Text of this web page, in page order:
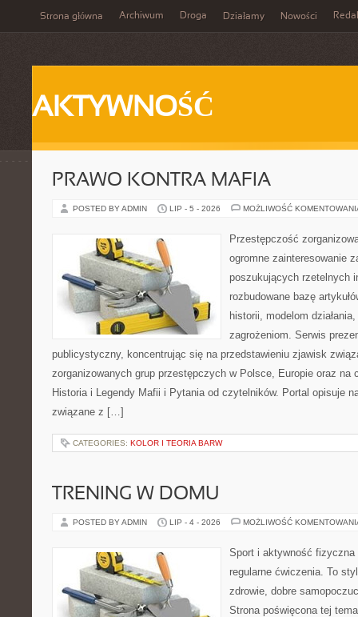
Strona główna Archiwum Droga Działamy Nowości
AKTYWNOŚĆ
PRAWO KONTRA MAFIA
POSTED BY ADMIN LIP - 5 - 2026 MOŻLIWOŚĆ
Przestępczość
ogromne zainteresowanie
poszukujących rzetelnych
rozbudowane bazę
historii, modelom
zagrożeniom. Serwis
publicystyczny, koncentrując się na przedstawieniu zjawisk
zorganizowanych grup przestępczych w Polsce, Europie oraz na
Historia i Legendy Mafii i Pytania od czytelników. Portal opisuje
związane z […]
CATEGORIES: KOLOR I TEORIA BARW
TRENING W DOMU
POSTED BY ADMIN LIP - 4 - 2026 MOŻLIWOŚĆ
Sport i aktywność
regularne ćwiczenia. To
zdrowie, dobre
Strona poświęcona tej